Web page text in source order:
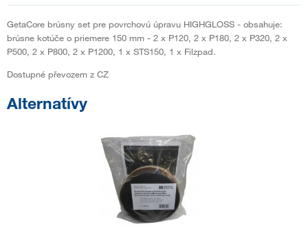
GetaCore brúsny set pre povrchovú úpravu HIGHGLOSS - obsahuje:
brúsne kotúče o priemere 150 mm - 2 x P120, 2 x P180, 2 x P320, 2 x
P500, 2 x P800, 2 x P1200, 1 x STS150, 1 x Filzpad.
Dostupné převozem z CZ
Alternatívy